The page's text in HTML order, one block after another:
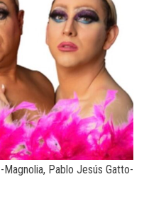
Pablo Jesús Gatto-